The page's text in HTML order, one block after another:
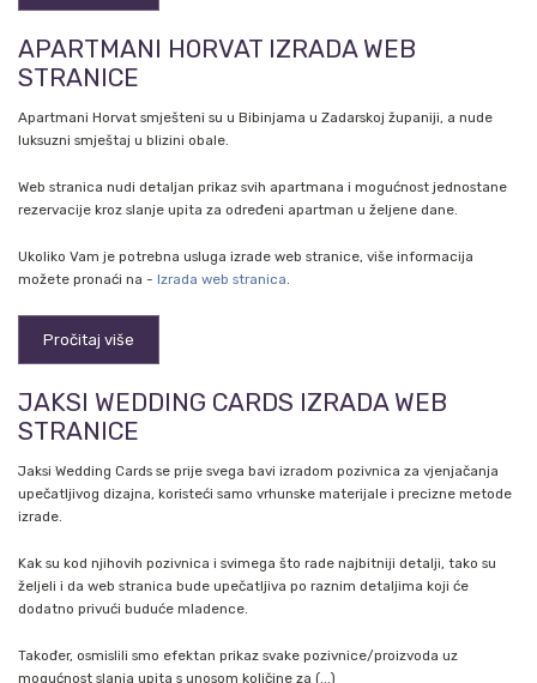
APARTMANI HORVAT IZRADA WEB
STRANICE
Apartmani Horvat smješteni su u Bibinjama u Zadarskoj županiji, a nude
luksuzni smještaj u blizini obale.
Web stranica nudi detaljan prikaz svih apartmana i mogućnost jednostane
rezervacije kroz slanje upita za određeni apartman u željene dane.
Ukoliko Vam je potrebna usluga izrade web stranice, više informacija
možete pronaći na - Izrada web stranica.
Pročitaj više
JAKSI WEDDING CARDS IZRADA WEB
STRANICE
Jaksi Wedding Cards se prije svega bavi izradom pozivnica za vjenjačanja
upečatljivog dizajna, koristeći samo vrhunske materijale i precizne metode
izrade.
Kak su kod njihovih pozivnica i svimega što rade najbitniji detalji, tako su
željeli i da web stranica bude upečatljiva po raznim detaljima koji će
dodatno privući buduće mladence.
Također, osmislili smo efektan prikaz svake pozivnice/proizvoda uz
mogućnost slanja upita s unosom količine za (...)